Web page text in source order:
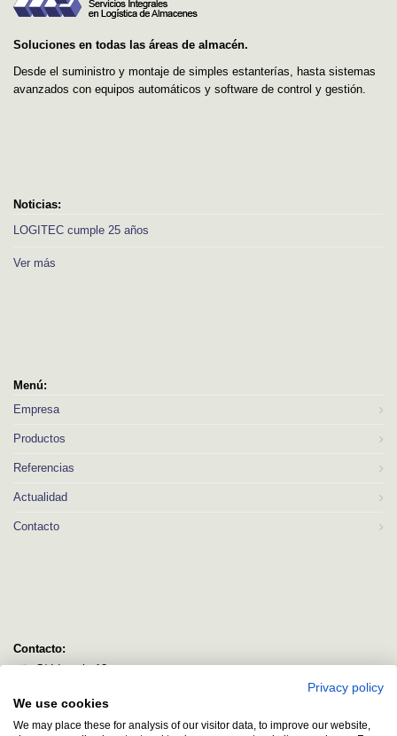
Soluciones en todas las áreas de almacén.
Desde el suministro y montaje de simples estanterías, hasta sistemas
avanzados con equipos automáticos y software de control y gestión.
Noticias:
LOGITEC cumple 25 años
Ver más
Menú:
Empresa
Productos
Referencias
Actualidad
Contacto
Contacto:
C/ Idorsolo 13
Bizkaia
Privacy policy
We use cookies
We may place these for analysis of our visitor data, to improve our website,